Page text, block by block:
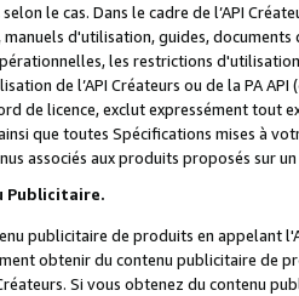
le cas. Dans le cadre de l’API
d'utilisation, guides,
les restrictions
de l’API Créateurs ou de la PA
de licence, exclut expressément tout
que toutes Spécifications mises à
associés aux produits proposés sur
Publicitaire.
publicitaire de produits en appelant
obtenir du contenu publicitaire de
Si vous obtenez du contenu